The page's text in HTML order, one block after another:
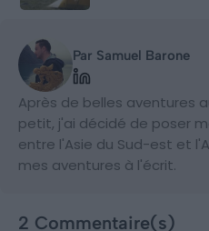
Par Samuel Barone
Après de belles aventures
petit, j'ai décidé de poser
entre l'Asie du Sud-est et
mes aventures à l'écrit.
2 Commentaire(s)